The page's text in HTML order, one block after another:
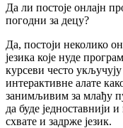
Да ли постоје онлајн
погодни за децу?
Да, постоји неколико
језика које нуде
курсеви често
интерактивне алате
занимљивим за млађу
да буде једноставнији
схвате и задрже језик.